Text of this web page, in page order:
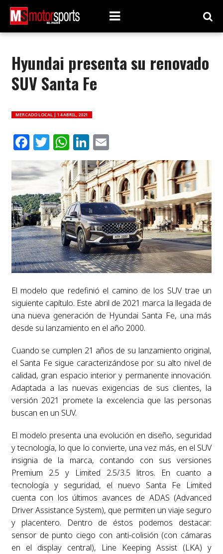
Hyundai presenta su renovado
SUV Santa Fe
MERCADO LOCAL | 14 ABRIL, 2021
Facebook
Twitter
WhatsApp
LinkedIn
Email
El modelo que redefinió el camino de los SUV trae un
siguiente capítulo. Este abril de 2021 marca la llegada de
una nueva generación de Hyundai Santa Fe, una más
desde su lanzamiento en el año 2000.
Cuando se cumplen 21 años de su lanzamiento original,
el Santa Fe sigue caracterizándose por su alto nivel de
calidad, gran espacio interior y permanente innovación.
Adaptada a las nuevas exigencias de sus clientes, la
versión 2021 promete la excelencia que las personas
buscan en un SUV.
El modelo presenta una evolución en diseño, seguridad
y tecnología, lo que lo convierte, una vez más, en el SUV
insignia de la marca, contando con sus versiones
Premium 2.5 y Limited 2.5/3.5 litros. En cuanto a
tecnología y seguridad, el nuevo Santa Fe Limited
cuenta con los últimos avances de ADAS (Advanced
Driver Assistance System), que permiten un viaje seguro
y placentero. Dentro de éstos podemos destacar:
sensor de punto ciego con anti-colisión (con cámaras
en el display central), Line Keeping Assist (LKA) y